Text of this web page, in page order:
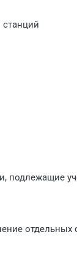
подлежащие
отдельных